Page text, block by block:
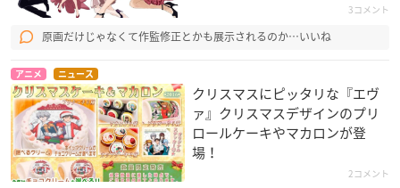
3コメント
原画だけじゃなくて作監修正とかも展示されるのか…いいね
アニメ ニュース
クリスマスにピッタリな『エヴ
ァ』クリスマスデザインのプリ
ロールケーキやマカロンが登
場！
2コメント